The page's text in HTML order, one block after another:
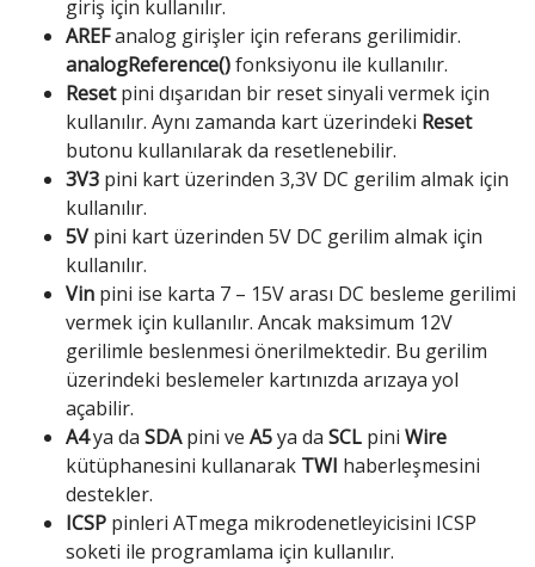
giriş için kullanılır.
AREFanalog girişler için referans gerilimidir.
analogReference()fonksiyonu ile kullanılır.
Resetpini dışarıdan bir reset sinyali vermek için
kullanılır. Aynı zamanda kart üzerindeki Reset
butonu kullanılarak da resetlenebilir.
3V3 pini kart üzerinden 3,3V DC gerilim almak için
kullanılır.
5Vpini kart üzerinden 5V DC gerilim almak için
kullanılır.
Vin pini ise karta 7 – 15V arası DC besleme gerilimi
vermek için kullanılır. Ancak maksimum 12V
gerilimle beslenmesi önerilmektedir. Bu gerilim
üzerindeki beslemeler kartınızda arızaya yol
açabilir.
A4ya da SDApini ve A5ya da SCL pini Wire
kütüphanesini kullanarak TWI haberleşmesini
destekler.
ICSP pinleri ATmega mikrodenetleyicisini ICSP
soketi ile programlama için kullanılır.